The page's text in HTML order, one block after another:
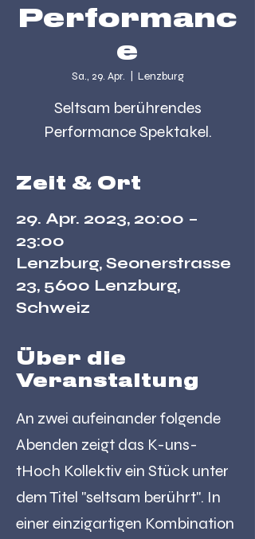
Performanc
e
Sa., 29. Apr. Lenzburg
Seltsam berührendes
Performance Spektakel.
Zeit & Ort
29. Apr. 2023, 20:00 –
23:00
Lenzburg, Seonerstrasse
23, 5600 Lenzburg,
Schweiz
Über die
Veranstaltung
An zwei aufeinander folgende
Abenden zeigt das K-uns-
tHoch Kollektiv ein Stück unter
dem Titel "seltsam berührt". In
einer einzigartigen Kombination